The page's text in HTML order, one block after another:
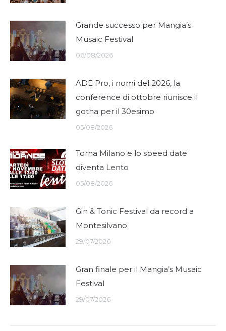
Grande successo per Mangia’s
Musaic Festival
06/08/2026
ADE Pro, i nomi del 2026, la
conference di ottobre riunisce il
gotha per il 30esimo
05/08/2026
Torna Milano e lo speed date
diventa Lento
05/08/2026
Gin & Tonic Festival da record a
Montesilvano
29/07/2026
Gran finale per il Mangia’s Musaic
Festival
29/07/2026